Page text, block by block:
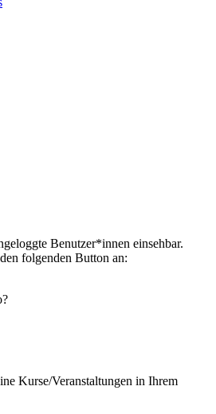
Benutzer*innen einsehbar.
folgenden Button an:
Kurse/Veranstaltungen in Ihrem